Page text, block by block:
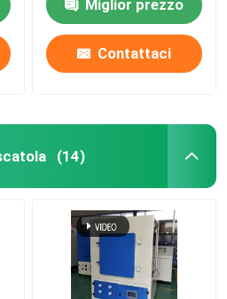
Miglior prezzo
Contattaci
(14)